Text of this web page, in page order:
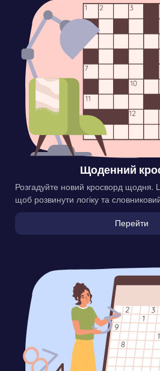
Щоденний
Розгадуйте новий кросворд щодня.
щоб розвинути логіку та
Перейти